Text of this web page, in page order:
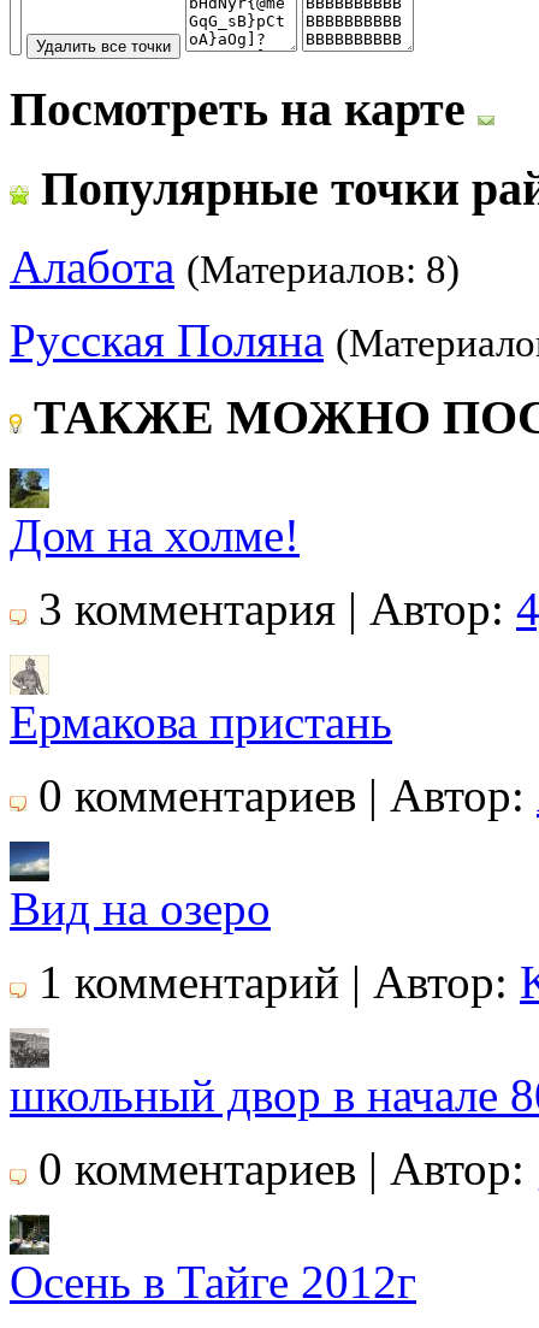
Посмотреть на карте
Популярные точки
Алабота (Материалов: 8)
Русская Поляна
ТАКЖЕ МОЖНО
Дом на холме!
3 комментария | Автор:
Ермакова пристань
0 комментариев | Автор:
Вид на озеро
1 комментарий | Автор:
школьный двор в начале
0 комментариев | Автор:
Осень в Тайге 2012г